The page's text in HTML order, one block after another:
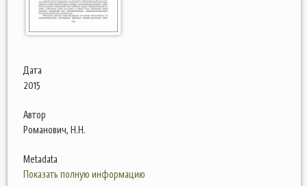
Дата
2015
Автор
Романович, Н.Н.
Metadata
Показать полную информацию